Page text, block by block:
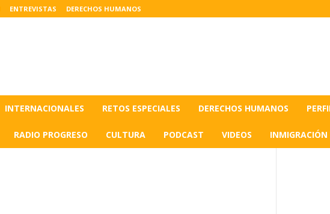
ENTREVISTAS DERECHOS HUMANOS
INTERNACIONALES RETOS ESPECIALES DERECHOS HUMANOS
RADIO PROGRESO CULTURA PODCAST VIDEOS INMIGRACIÓN